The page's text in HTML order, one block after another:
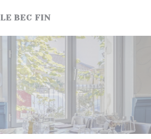
BEC FIN